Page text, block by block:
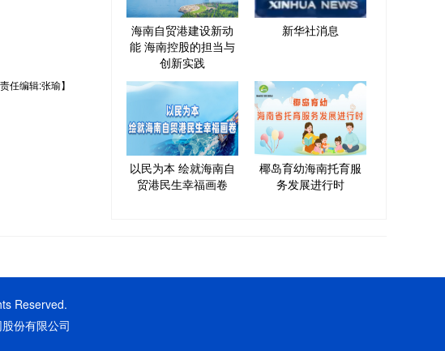
责任编辑:张瑜】
海南自贸港建设新动
能 海南控股的担当与
创新实践
新华社消息
以民为本 绘就海南自
贸港民生幸福画卷
椰岛育幼海南托育服
务发展进行时
Reserved.
份有限公司